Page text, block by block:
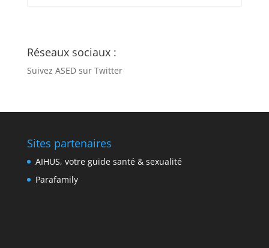
Réseaux sociaux :
Suivez ASED sur Twitter
Sites partenaires
AIHUS, votre guide santé & sexualité
Parafamily